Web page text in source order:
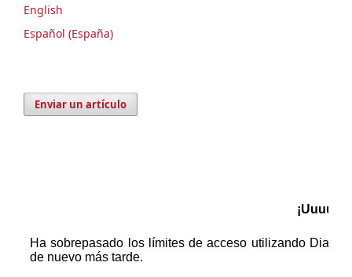
English
Español (España)
Enviar un artículo